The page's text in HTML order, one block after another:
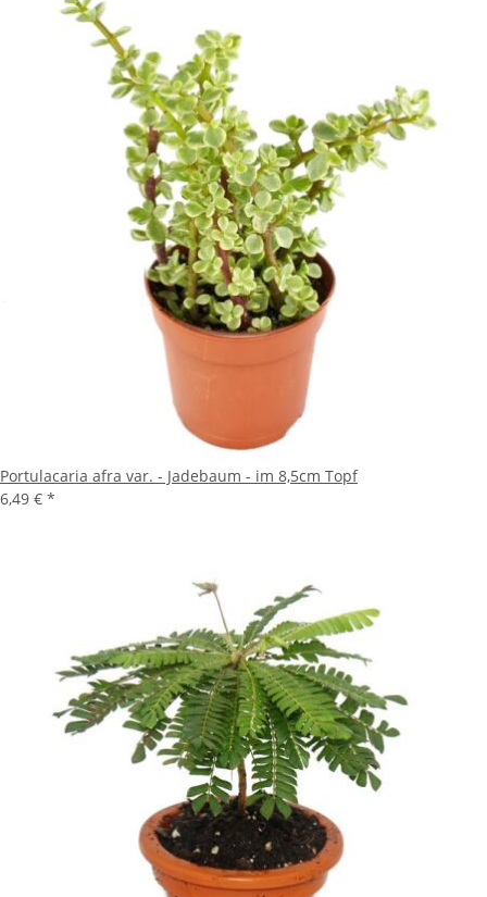
Portulacaria afra var. - Jadebaum - im 8,5cm Topf
6,49 € *